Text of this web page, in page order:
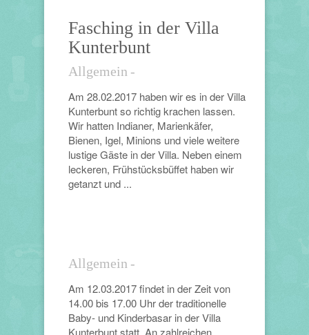
Fasching in der Villa
Kunterbunt
Allgemein -
Am 28.02.2017 haben wir es in der Villa
Kunterbunt so richtig krachen lassen.
Wir hatten Indianer, Marienkäfer,
Bienen, Igel, Minions und viele weitere
lustige Gäste in der Villa. Neben einem
leckeren, Frühstücksbüffet haben wir
getanzt und ...
Allgemein -
Am 12.03.2017 findet in der Zeit von
14.00 bis 17.00 Uhr der traditionelle
Baby- und Kinderbasar in der Villa
Kunterbunt statt. An zahlreichen